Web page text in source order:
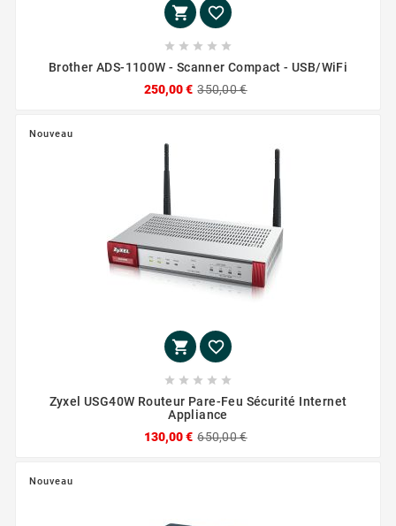
 
    
Brother ADS-1100W - Scanner Compact - USB/WiFi
250,00 € 350,00 €
Nouveau
 
    
Zyxel USG40W Routeur Pare-Feu Sécurité Internet
Appliance
130,00 € 650,00 €
Nouveau